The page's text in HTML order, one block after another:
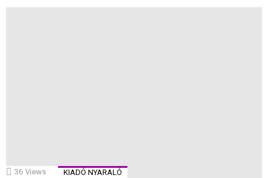
36 Views KIADÓ NYARALÓ